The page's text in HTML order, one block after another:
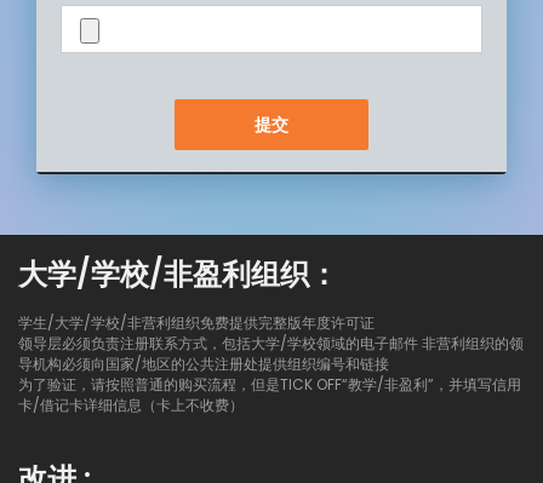
大学/学校/非盈利组织：
学生/大学/学校/非营利组织免费提供完整版年度许可证
领导层必须负责注册联系方式，包括大学/学校领域的电子邮件 非营利组织的领
导机构必须向国家/地区的公共注册处提供组织编号和链接
为了验证，请按照普通的购买流程，但是TICK OFF“教学/非盈利”，并填写信用
卡/借记卡详细信息（卡上不收费）